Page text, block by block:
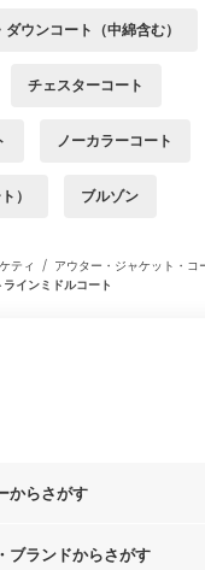
ウンコート（中綿含む）
チェスターコート
ノーカラーコート
） ブルゾン
ケティ / アウター・ジャケット・コ
インミドルコート
からさがす
ブランドからさがす